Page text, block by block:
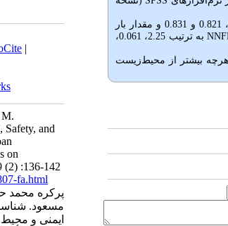
|
Safety, and
on
(2) :136-142
fa.html
پرکره محمد
مسعود.
ایمنی و
نتایج نشان داد پایایی عوامل ساختاری (7 سؤال)، عوامل محتوایی (7 سؤال) و موانع و آسیب‌ها (13 سؤال) به ترتیب 0.716، 0.821 و 0.831 و مقدار بار
به ترتیب 2.25، 0.061،
بیشتر از محیط‌زیست